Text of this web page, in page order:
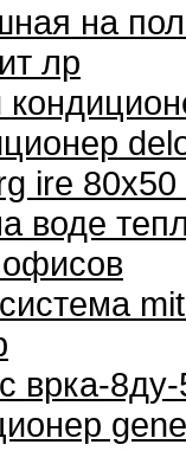
на
лр
ire 80х50
воде
офисов
врка-